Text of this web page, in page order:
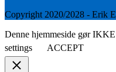
Copyright 2020/2028 - Erik
Denne hjemmeside gør
settings
ACCEPT